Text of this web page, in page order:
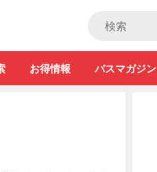
お得情報 バスマガジン